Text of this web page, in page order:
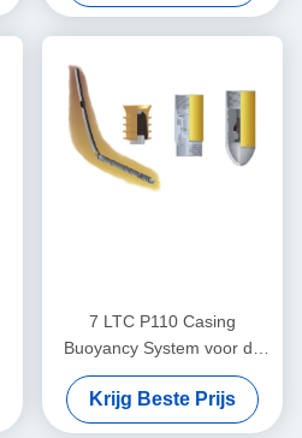
7 LTC P110 Casing
Buoyancy System voor de
olie- en gasindustrie
Krijg Beste Prijs